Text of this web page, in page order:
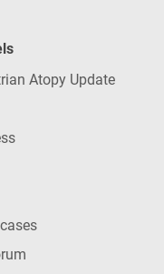
Atopy Update